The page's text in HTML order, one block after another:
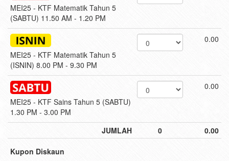
MEI25 - KTF Matematik Tahun 5
(SABTU) 11.50 AM - 1.20 PM
MEI25 - KTF Matematik Tahun 5
(ISNIN) 8.00 PM - 9.30 PM
0.00
MEI25 - KTF Sains Tahun 5 (SABTU)
1.30 PM - 3.00 PM
0.00
JUMLAH 0 0.00
Kupon Diskaun